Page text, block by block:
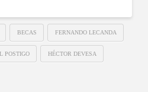
BECAS FERNANDO LECANDA
POSTIGO HÉCTOR DEVESA